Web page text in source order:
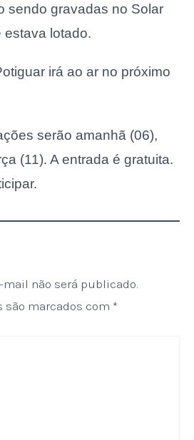
sendo gravadas no Solar
estava lotado.
irá ao ar no próximo
serão amanhã (06),
(11). A entrada é gratuita.
mail não será publicado.
são marcados com *